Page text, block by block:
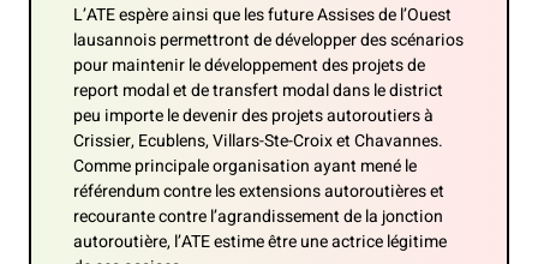
L’ATE espère ainsi que les future Assises de l’Ouest
lausannois permettront de développer des scénarios
pour maintenir le développement des projets de
report modal et de transfert modal dans le district
peu importe le devenir des projets autoroutiers à
Crissier, Ecublens, Villars-Ste-Croix et Chavannes.
Comme principale organisation ayant mené le
référendum contre les extensions autoroutières et
recourante contre l’agrandissement de la jonction
autoroutière, l’ATE estime être une actrice légitime